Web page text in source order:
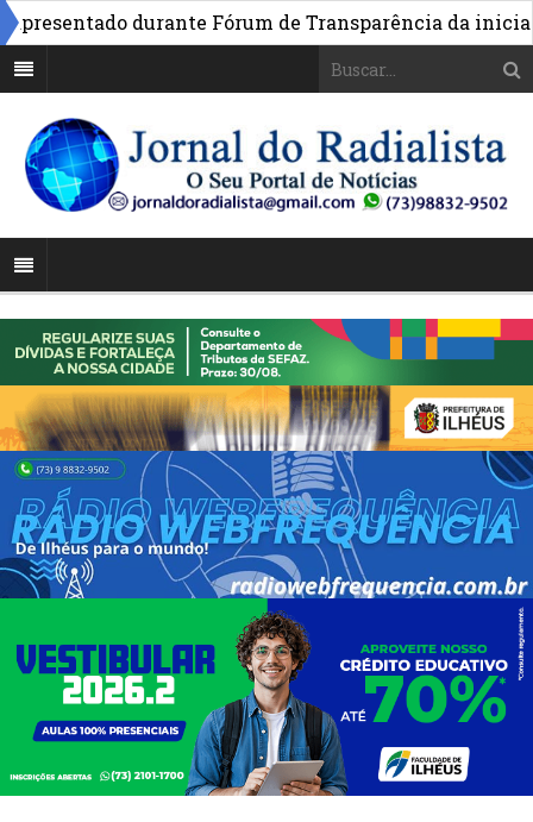
durante Fórum de Transparência da iniciativa